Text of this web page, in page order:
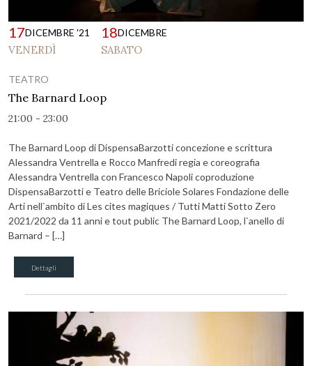
17DICEMBRE '21
VENERDÌ
18DICEMBRE
SABATO
TEATRO
The Barnard Loop
21:00 - 23:00
The Barnard Loop di DispensaBarzotti concezione e scrittura
Alessandra Ventrella e Rocco Manfredi regia e coreografia
Alessandra Ventrella con Francesco Napoli coproduzione
DispensaBarzotti e Teatro delle Briciole Solares Fondazione delle
Arti nell`ambito di Les cites magiques / Tutti Matti Sotto Zero
2021/2022 da 11 anni e tout public The Barnard Loop, l`anello di
Barnard – […]
Dettagli